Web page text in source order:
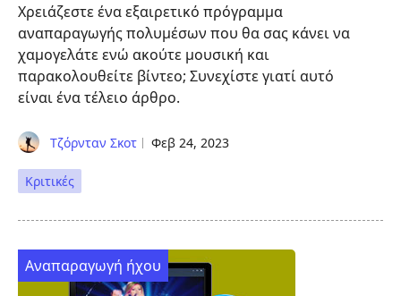
Χρειάζεστε ένα εξαιρετικό πρόγραμμα
αναπαραγωγής πολυμέσων που θα σας κάνει να
χαμογελάτε ενώ ακούτε μουσική και
παρακολουθείτε βίντεο; Συνεχίστε γιατί αυτό
είναι ένα τέλειο άρθρο.
Τζόρνταν Σκοτ Φεβ 24, 2023
Κριτικές
Αναπαραγωγή ήχου